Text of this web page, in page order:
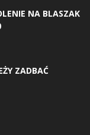
NA BLASZAK
ZADBAĆ